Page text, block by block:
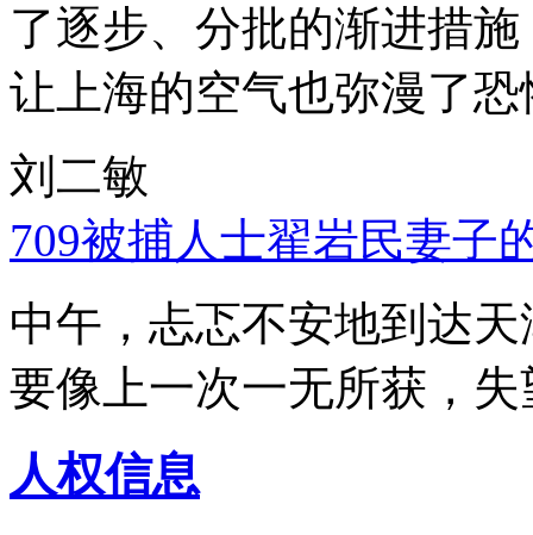
了逐步、分批的渐进措
让上海的空气也弥漫了
刘二敏
709被捕人士翟岩民妻子
中午，忐忑不安地到达
要像上一次一无所获，
人权信息